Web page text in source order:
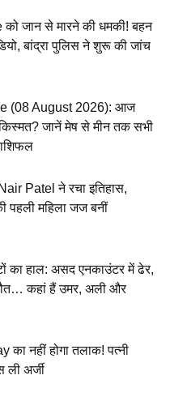
जान से मारने की धमकी! बहन
बांद्रा पुलिस ने शुरू की जांच
(08 August 2026): आज
जानें मेष से मीन तक सभी
Patel ने रचा इतिहास,
पहली महिला जज बनीं
का हाल: असद एनकाउंटर में ढेर,
कहां हैं उमर, अली और
नहीं होगा तलाक! पत्नी
ली अर्जी